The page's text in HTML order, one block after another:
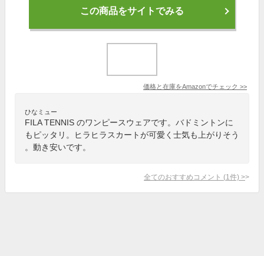
この商品をサイトでみる
価格と在庫をAmazonでチェック >>
ひなミュー
FILA TENNIS のワンピースウェアです。バドミントンに
もピッタリ。ヒラヒラスカートが可愛く士気も上がりそう
。動き安いです。
全てのおすすめコメント (1 件) >